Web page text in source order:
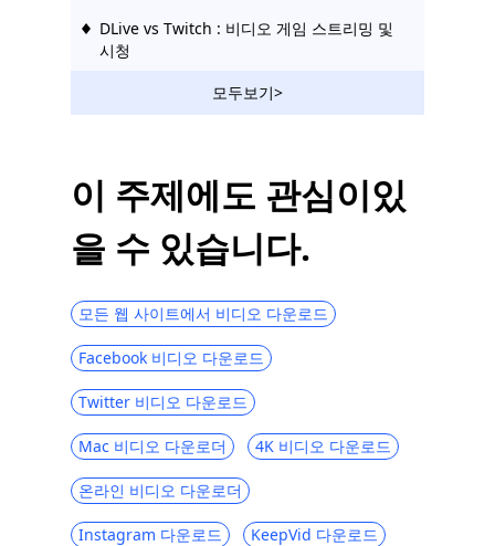
DLive vs Twitch : 비디오 게임 스트리밍 및
시청
모든 플랫폼에서 최고의 팝콘 시간 대안 10
가지
디오 스트리밍 사이트
FMovies와 같은 사이트 | FMovies 대안에서
다운로드
2023
6Movies [123]와 같은 상위 2023 개 무료 사
이트
당신이 좋아할 영어 자막이있는 한국 드라마
웹 사이트 Top 5
6 대 Primewire 대안 [Primewire와 같은 최
고의 무료 사이트]
모두보기>
이 주제에도 관심이있
을 수 있습니다.
모든 웹 사이트에서 비디오 다운로드
Facebook 비디오 다운로드
Twitter 비디오 다운로드
Mac 비디오 다운로더 4K 비디오 다운로드
온라인 비디오 다운로더
Instagram 다운로드 KeepVid 다운로드